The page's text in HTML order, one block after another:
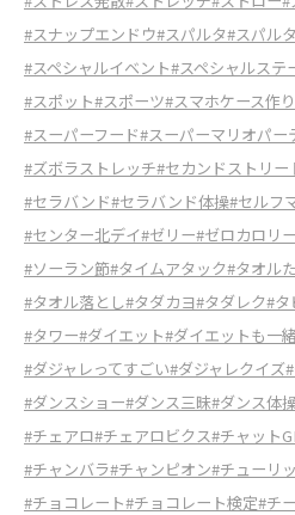
#スナップエンドウ#スパルタ#スパル
#スペシャルイベント#スペシャルステ
#スポット#スポーツ#スマホケース作り
#スーパーフード#スーパーマリオパー
#ズボラストレッチ#セカンドストリー
#セラバンド#セラバンド体操#セルフ
#センター北デイ#ゼリー#ゼロカロリ
#ソーラン節#タイムアタック#タオル
#タオル落とし#タダカヨ#タダレク#タ
#タワー#ダイエット#ダイエットも一
#ダジャレってすごい#ダジャレクイズ
#ダンスショー#ダンス三昧#ダンス体
#チェアロ#チェアロビクス#チャット
#チャンバラ#チャンピオン#チューリ
#チョコレート#チョコレート検定#チ